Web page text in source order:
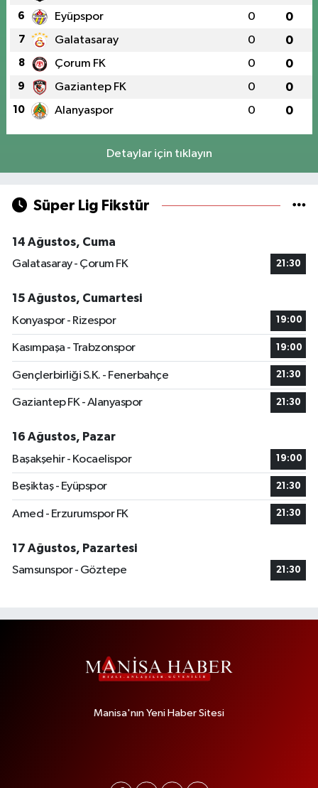
6 Eyüpspor 0 0
7 Galatasaray 0 0
8 Çorum FK 0 0
9 Gaziantep FK 0 0
10 Alanyaspor 0 0
Detaylar için tıklayın
Süper Lig Fikstür
14 Ağustos, Cuma
Galatasaray - Çorum FK
21:30
15 Ağustos, Cumartesi
Konyaspor - Rizespor
19:00
Kasımpaşa - Trabzonspor 19:00
Gençlerbirliği S.K. - Fenerbahçe 21:30
Gaziantep FK - Alanyaspor 21:30
16 Ağustos, Pazar
Başakşehir - Kocaelispor
19:00
Beşiktaş - Eyüpspor 21:30
Amed - Erzurumspor FK 21:30
17 Ağustos, Pazartesi
Samsunspor - Göztepe
21:30
Manisa'nın Yeni Haber Sitesi